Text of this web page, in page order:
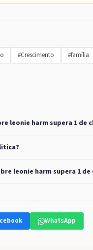
#Crescimento #família
leonie harm supera 1
leonie harm supera 1
WhatsApp